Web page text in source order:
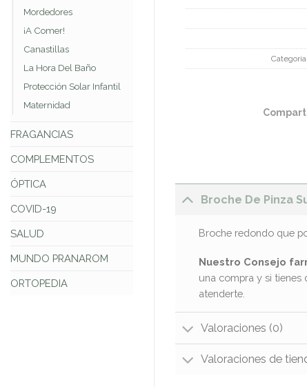
Mordedores
¡A Comer!
Canastillas
La Hora Del Baño
Protección Solar Infantil
Maternidad
FRAGANCIAS
COMPLEMENTOS
ÓPTICA
COVID-19
SALUD
MUNDO PRANAROM
ORTOPEDIA
Broche De Pinza
Broche redondo que
Nuestro Consejo
una compra y si
atenderte.
Valoraciones (0)
Valoraciones de